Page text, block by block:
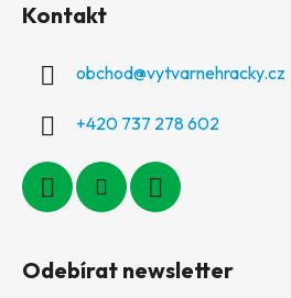
Kontakt
obchod@vytvarnehracky.cz
+420 737 278 602
Odebírat newsletter